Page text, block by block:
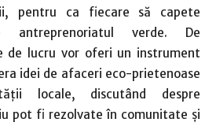
pentru ca fiecare să capete
antreprenoriatul verde. De
de lucru vor oferi un instrument
idei de afaceri eco-prietenoase
locale, discutând despre
pot fi rezolvate în comunitate și